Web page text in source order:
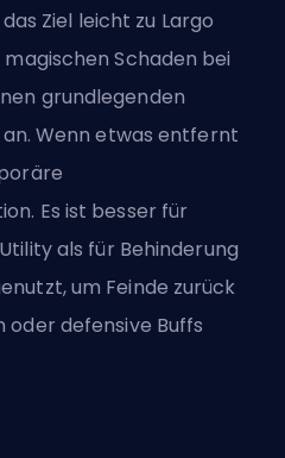
Ziel leicht zu Largo
Schaden bei
grundlegenden
Wenn etwas entfernt
Es ist besser für
als für Behinderung
um Feinde zurück
oder defensive Buffs